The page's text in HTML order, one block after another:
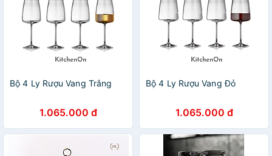
Bộ 4 Ly Rượu Vang Trắng
1.065.000 đ
Bộ 4 Ly Rượu Vang Đỏ
1.065.000 đ